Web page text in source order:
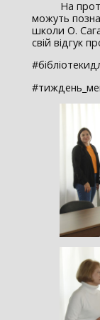
На протязі
можуть
школи О.
свій відгук